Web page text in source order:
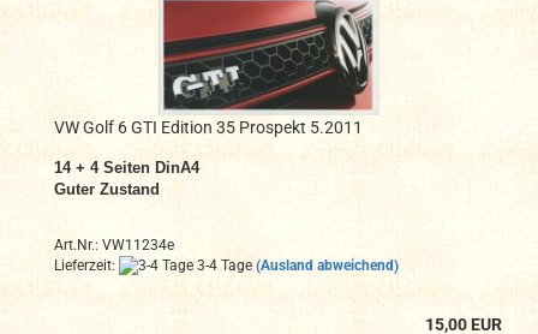
VW Golf 6 GTI Edition 35 Prospekt 5.2011
14 + 4 Seiten DinA4
Guter Zustand
Art.Nr.: VW11234e
Lieferzeit:
3-4 Tage (Ausland abweichend)
15,00 EUR